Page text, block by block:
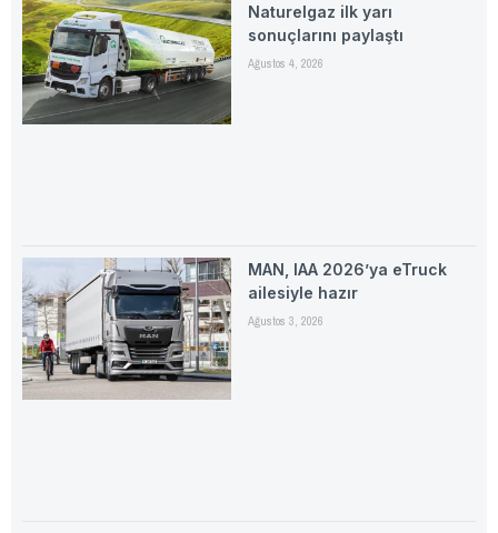
Naturelgaz ilk yarı
sonuçlarını paylaştı
Ağustos 4, 2026
MAN, IAA 2026’ya eTruck
ailesiyle hazır
Ağustos 3, 2026